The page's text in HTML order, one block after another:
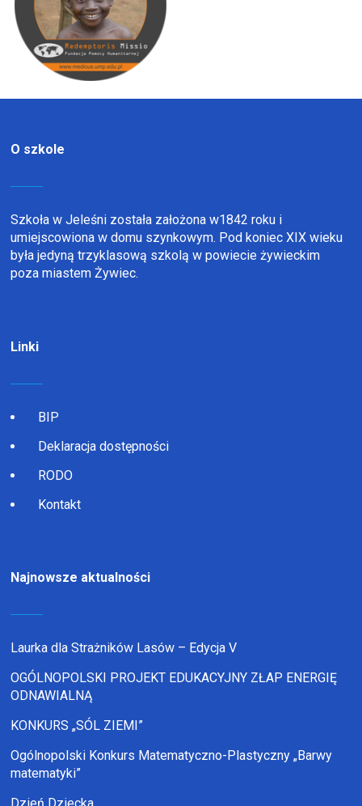
O szkole
Szkoła w Jeleśni została założona w1842 roku i
umiejscowiona w domu szynkowym. Pod koniec XIX wieku
była jedyną trzyklasową szkolą w powiecie żywieckim
poza miastem Żywiec.
Linki
BIP
Deklaracja dostępności
RODO
Kontakt
Najnowsze aktualności
Laurka dla Strażników Lasów – Edycja V
OGÓLNOPOLSKI PROJEKT EDUKACYJNY ZŁAP ENERGIĘ
ODNAWIALNĄ
KONKURS „SÓL ZIEMI”
Ogólnopolski Konkurs Matematyczno-Plastyczny „Barwy
matematyki”